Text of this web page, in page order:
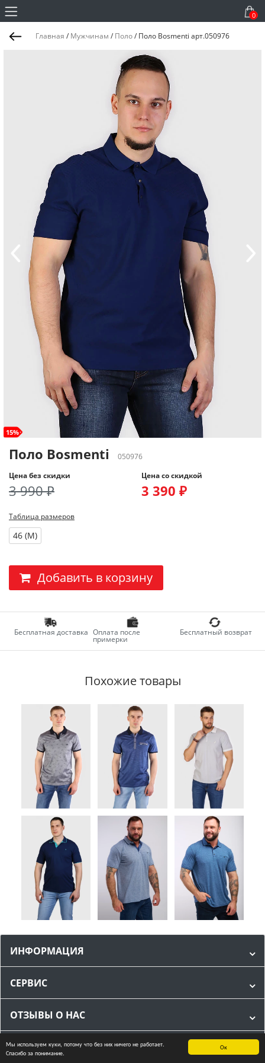
Ок
Мы используем куки, потому что без них ничего не работает.
Спасибо за понимание.
0
Главная / Мужчинам / Поло/ Поло Bosmenti арт.050976
15%
Поло Bosmenti
050976
Цена без скидки
3 990 ₽
Цена со скидкой
3 390 ₽
Таблица размеров
46 (M)
Добавить в корзину
Бесплатная доставка Оплата после
примерки
Бесплатный возврат
Похожие товары
ИНФОРМАЦИЯ
СЕРВИС
ОТЗЫВЫ О НАС
МЫ В СОЦИАЛЬНЫХ СЕТЯХ